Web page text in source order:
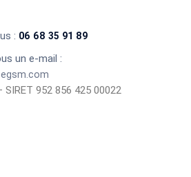
: 06 68 35 91 89
un e-mail :
SIRET 952 856 425 00022